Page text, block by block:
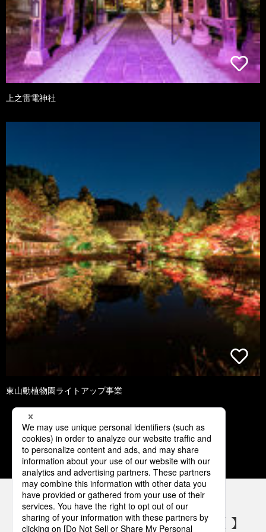
上之雷電神社
東山動植物園ライトアップ事業
1 2 3 4 5
パナソニックの電気設備 SNSアカウント